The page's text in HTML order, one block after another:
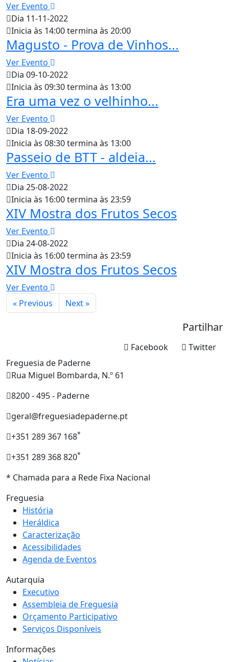
Ver Evento
Dia 11-11-2022
Inicia às 14:00 termina às 20:00
Magusto - Prova de Vinhos...
Ver Evento
Dia 09-10-2022
Inicia às 09:30 termina às 13:00
Era uma vez o velhinho...
Ver Evento
Dia 18-09-2022
Inicia às 08:30 termina às 13:00
Passeio de BTT - aldeia...
Ver Evento
Dia 25-08-2022
Inicia às 16:00 termina às 23:59
XIV Mostra dos Frutos Secos
Ver Evento
Dia 24-08-2022
Inicia às 16:00 termina às 23:59
XIV Mostra dos Frutos Secos
Ver Evento
« Previous
Next »
Partilhar
Twitter
Facebook
Freguesia de Paderne
Rua Miguel Bombarda, N.º 61
8200 - 495 - Paderne
geral@freguesiadepaderne.pt
+351 289 367 168*
+351 289 368 820*
* Chamada para a Rede Fixa Nacional
Freguesia
História
Heráldica
Caracterização
Acessibilidades
Agenda de Eventos
Autarquia
Executivo
Assembleia de Freguesia
Orçamento Participativo
Serviços Disponíveis
Informações